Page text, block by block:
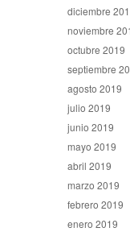
diciembre
noviembre
octubre 2019
septiembre
agosto 2019
julio 2019
junio 2019
mayo 2019
abril 2019
marzo 2019
febrero 2019
enero 2019